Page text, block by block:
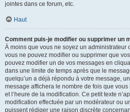
jointes dans ce forum, etc.
Haut
Comment puis-je modifier ou supprimer un
À moins que vous ne soyez un administrateur
vous ne pouvez modifier ou supprimer que
pouvez modifier un de vos messages en
dans une limite de temps après que le
quelqu’un a déjà répondu à votre message,
message affichera le nombre de fois que vous
et l’heure de la modification. Ce petit texte
modification effectuée par un modérateur ou
puissent rédiger une raison discrète